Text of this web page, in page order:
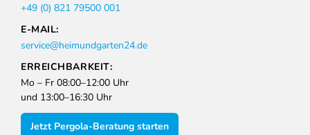
+49 (0) 821 79500 001
E-MAIL:
service@heimundgarten24.de
ERREICHBARKEIT:
Mo – Fr 08:00–12:00 Uhr
und 13:00–16:30 Uhr
Jetzt Pergola-Beratung starten